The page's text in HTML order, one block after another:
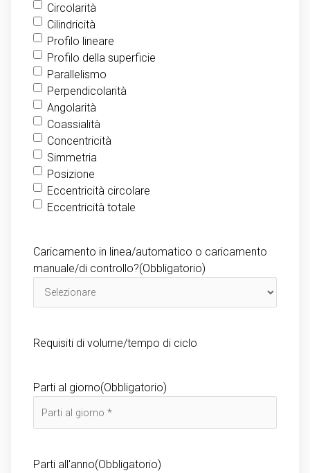
Circolarità
Cilindricità
Profilo lineare
Profilo della superficie
Parallelismo
Perpendicolarità
Angolarità
Coassialità
Concentricità
Simmetria
Posizione
Eccentricità circolare
Eccentricità totale
Caricamento in linea/automatico o caricamento
manuale/di controllo?(Obbligatorio)
Requisiti di volume/tempo di ciclo
Parti al giorno(Obbligatorio)
Parti all'anno(Obbligatorio)